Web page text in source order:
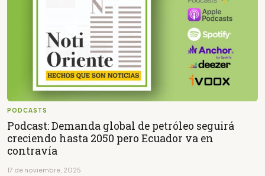
PODCASTS
Podcast: Demanda global de petróleo seguirá
creciendo hasta 2050 pero Ecuador va en
contravía
17 de noviembre, 2025